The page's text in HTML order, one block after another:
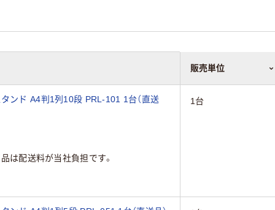
販売単位
タンド A4判1列10段 PRL-101 1台（直送
は配送料が当社負担です。
1台